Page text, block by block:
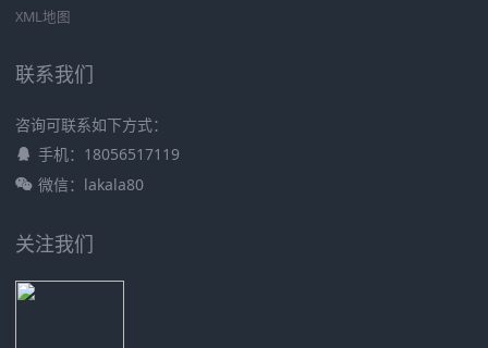
XML地图
联系我们
咨询可联系如下方式：
手机：18056517119
微信：lakala80
关注我们